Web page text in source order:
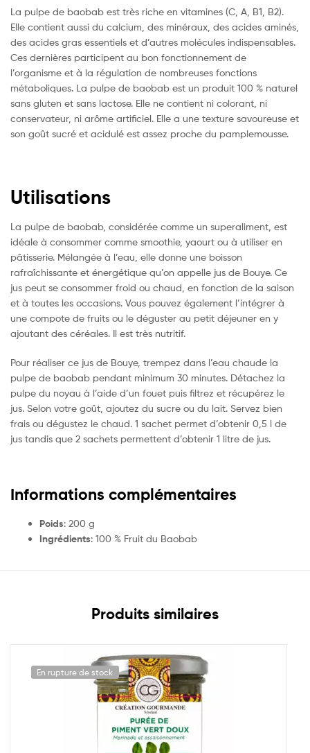
La pulpe de baobab est très riche en vitamines (C, A, B1, B2).
Elle contient aussi du calcium, des minéraux, des acides aminés,
des acides gras essentiels et d’autres molécules indispensables.
Ces dernières participent au bon fonctionnement de
l’organisme et à la régulation de nombreuses fonctions
métaboliques. La pulpe de baobab est un produit 100 % naturel
sans gluten et sans lactose. Elle ne contient ni colorant, ni
conservateur, ni arôme artificiel. Elle a une texture savoureuse et
son goût sucré et acidulé est assez proche du pamplemousse.
Utilisations
La pulpe de baobab, considérée comme un superaliment, est
idéale à consommer comme smoothie, yaourt ou à utiliser en
pâtisserie. Mélangée à l’eau, elle donne une boisson
rafraîchissante et énergétique qu’on appelle jus de Bouye. Ce
jus peut se consommer froid ou chaud, en fonction de la saison
et à toutes les occasions. Vous pouvez également l’intégrer à
une compote de fruits ou le déguster au petit déjeuner en y
ajoutant des céréales. Il est très nutritif.
Pour réaliser ce jus de Bouye, trempez dans l’eau chaude la
pulpe de baobab pendant minimum 30 minutes. Détachez la
pulpe du noyau à l’aide d’un fouet puis filtrez et récupérez le
jus. Selon votre goût, ajoutez du sucre ou du lait. Servez bien
frais ou dégustez le chaud. 1 sachet permet d’obtenir 0,5 l de
jus tandis que 2 sachets permettent d’obtenir 1 litre de jus.
Informations complémentaires
Poids: 200 g
Ingrédients: 100 % Fruit du Baobab
Produits similaires
En rupture de stock